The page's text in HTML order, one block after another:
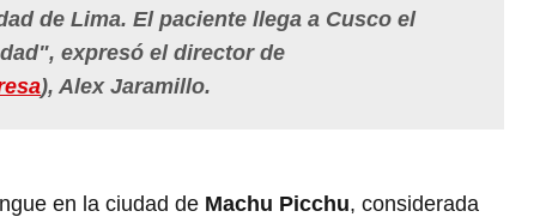
de Lima. El paciente llega a Cusco el
expresó el director de
), Alex Jaramillo.
en la ciudad de Machu Picchu, considerada